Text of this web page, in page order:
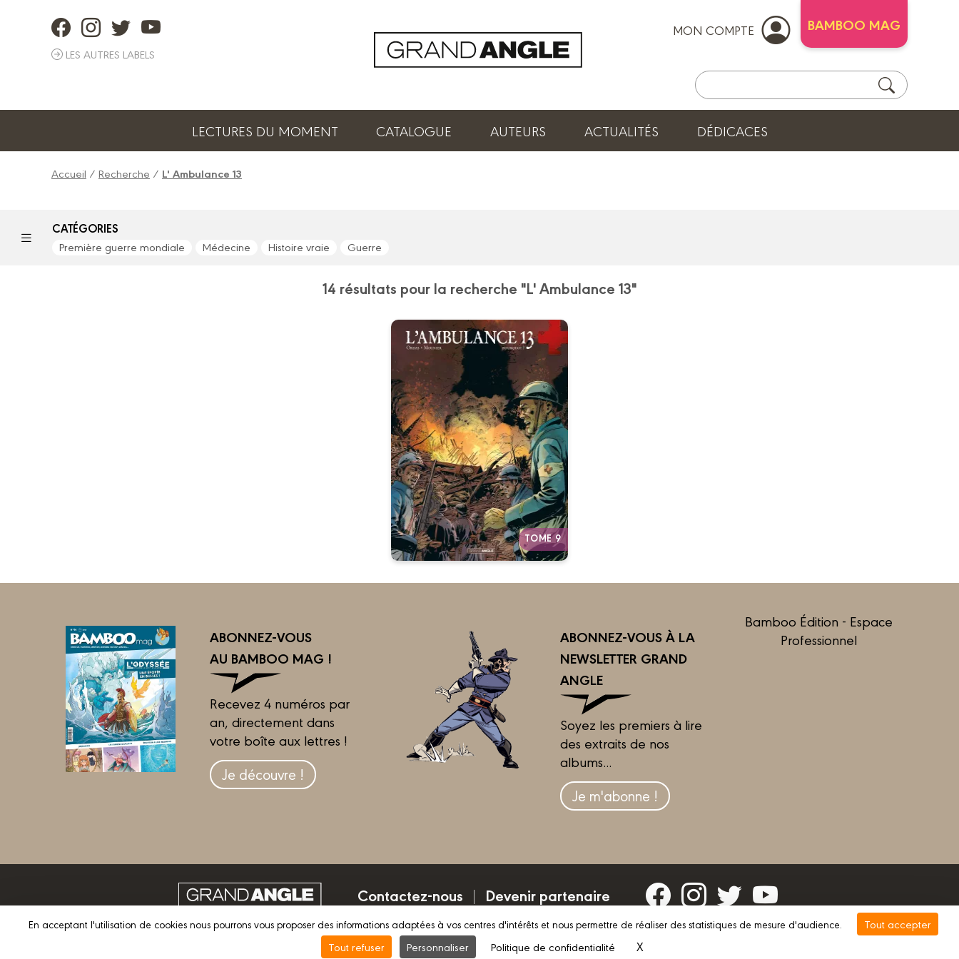
LES AUTRES LABELS
MON COMPTE BAMBOO MAG
LECTURES DU MOMENT CATALOGUE AUTEURS ACTUALITÉS DÉDICACES
Accueil / Recherche / L' Ambulance 13
CATÉGORIES
Première guerre mondiale Médecine Histoire vraie Guerre
14 résultats pour la recherche "L' Ambulance 13"
TOME 9
L'Ambulance 13 -
cycle 5 (histoire
complète)
Date de parution :
26/09/2018
L’ultime tome de la saga.
Autres tomes
ABONNEZ-VOUS
AU BAMBOO MAG !
Recevez 4 numéros par
an, directement dans
votre boîte aux lettres !
Je découvre !
ABONNEZ-VOUS À LA
NEWSLETTER GRAND
ANGLE
Soyez les premiers à lire
des extraits de nos
albums...
Je m'abonne !
Bamboo Édition - Espace
Professionnel
Contactez-nous Devenir partenaire
Mentions légales Conditions d’utilisation Vie privée
En acceptant l'utilisation de cookies nous pourrons vous proposer des informations adaptées à vos centres d'intérêts et nous permettre de réaliser des statistiques de mesure d'audience.
Tout accepter
Tout refuser
Personnaliser Politique de confidentialité X